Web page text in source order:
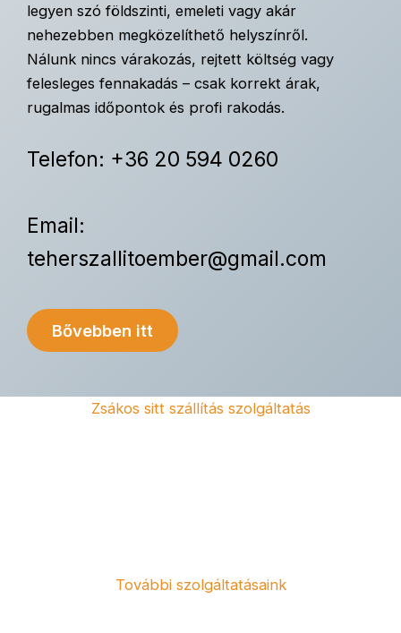
legyen szó földszinti, emeleti vagy akár
nehezebben megközelíthető helyszínről.
Nálunk nincs várakozás, rejtett költség vagy
felesleges fennakadás – csak korrekt árak,
rugalmas időpontok és profi rakodás.
Telefon: +36 20 594 0260
Email:
teherszallitoember@gmail.com
Bővebben itt
Zsákos sitt szállítás szolgáltatás
További szolgáltatásaink